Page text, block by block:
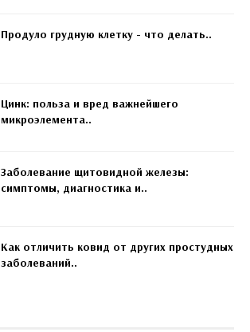
Продуло грудную клетку - что делать..
Цинк: польза и вред важнейшего
микроэлемента..
Заболевание щитовидной железы:
симптомы, диагностика и..
Как отличить ковид от других простудных
заболеваний..